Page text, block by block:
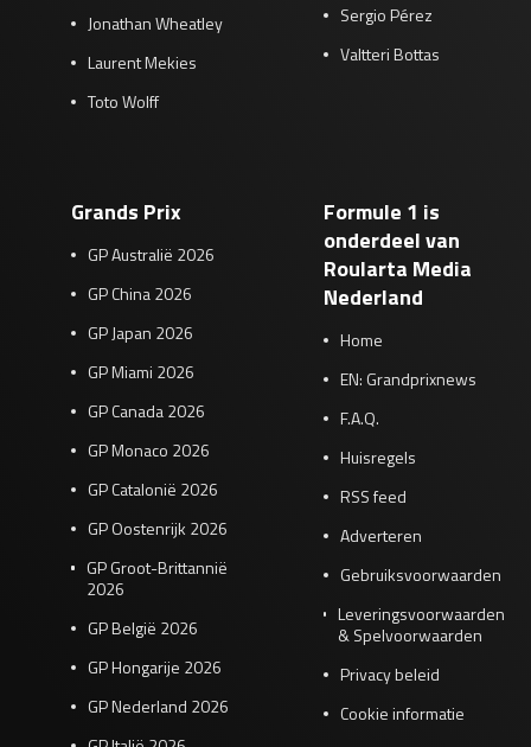
Jonathan Wheatley
Laurent Mekies
Toto Wolff
Sergio Pérez
Valtteri Bottas
Grands Prix
GP Australië 2026
GP China 2026
GP Japan 2026
GP Miami 2026
GP Canada 2026
GP Monaco 2026
GP Catalonië 2026
GP Oostenrijk 2026
GP Groot-Brittannië
2026
GP België 2026
GP Hongarije 2026
GP Nederland 2026
Formule 1 is
onderdeel van
Roularta Media
Nederland
Home
EN: Grandprixnews
F.A.Q.
Huisregels
RSS feed
Adverteren
Gebruiksvoorwaarden
Leveringsvoorwaarden
& Spelvoorwaarden
Privacy beleid
Cookie informatie